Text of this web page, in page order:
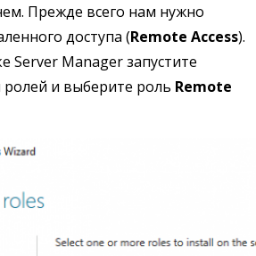
Прежде всего нам нужно
доступа (Remote Access).
Server Manager запустите
ролей и выберите роль Remote